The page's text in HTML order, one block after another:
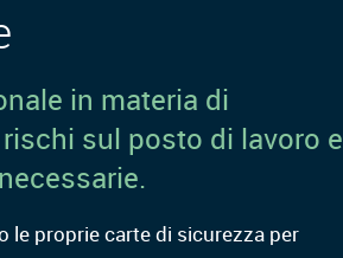
in materia di
sul posto di lavoro e
le proprie carte di sicurezza per